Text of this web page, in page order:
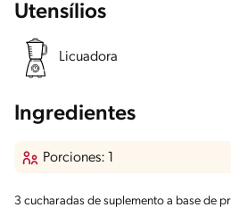
Utensílios
Licuadora
Ingredientes
Porciones: 1
3 cucharadas de suplemento a base de